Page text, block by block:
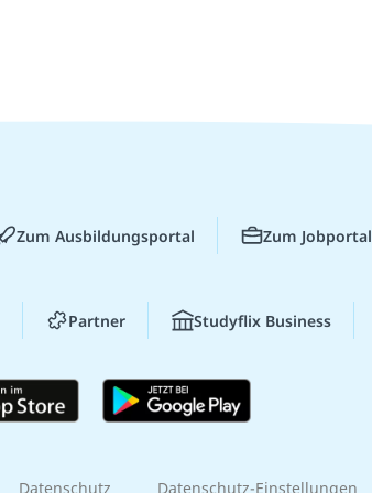
Zum Ausbildungsportal Zum Jobportal
Partner Studyflix Business
Datenschutz Datenschutz-Einstellungen